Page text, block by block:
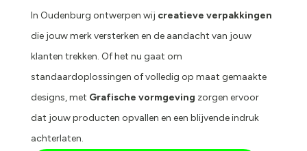
In Oudenburg ontwerpen wij creatieve verpakkingen
die jouw merk versterken en de aandacht van jouw
klanten trekken. Of het nu gaat om
standaardoplossingen of volledig op maat gemaakte
designs, met Grafische vormgeving zorgen ervoor
dat jouw producten opvallen en een blijvende indruk
achterlaten.